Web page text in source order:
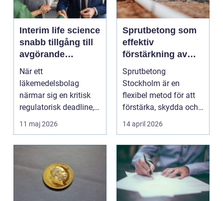
Interim life science
snabb tillgång till
avgörande
kompetens
När ett
läkemedelsbolag
närmar sig en kritisk
regulatorisk deadline,
en medtechaktör ska
skala upp p...
11 maj 2026
Sprutbetong som
effektiv
förstärkning av
berg och betong
Sprutbetong
Stockholm är en
flexibel metod för att
förstärka, skydda och
reparer...
14 april 2026